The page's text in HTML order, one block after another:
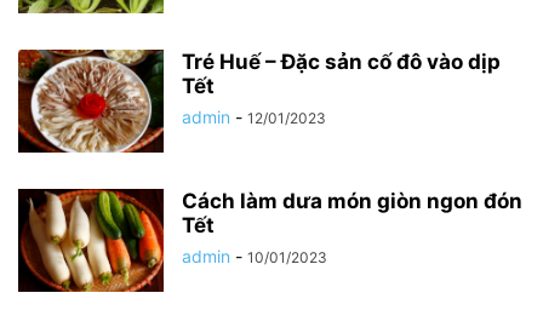
Tré Huế – Đặc sản cố đô vào dịp
Tết
admin - 12/01/2023
Cách làm dưa món giòn ngon đón
Tết
admin - 10/01/2023